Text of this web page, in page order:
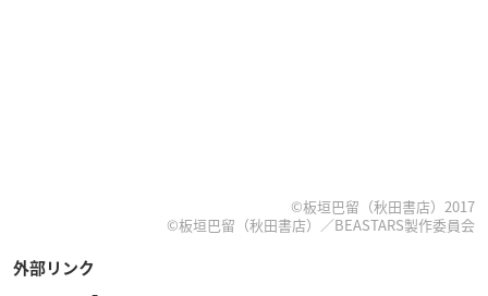
©板垣巴留（秋田書店）2017
©板垣巴留（秋田書店）／BEASTARS製作委員会
外部リンク